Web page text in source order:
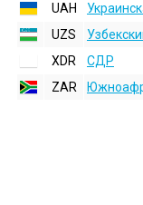
UAH
UZS
XDR
СДР
ZAR